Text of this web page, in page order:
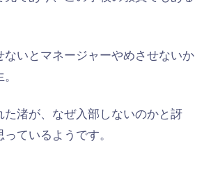
ないとマネージャーやめさせないか
た渚が、なぜ入部しないのかと訝
っているようです。